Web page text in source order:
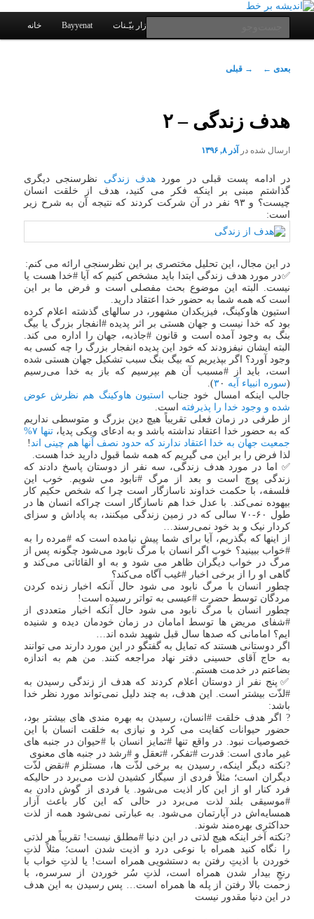
پرش
اصلی
اندیشه بر خط
یادداشتهای یک معلم در باب زندگی، اخلاق، اخبار، علم و سیاست
فهرست
خانه Bayyenat نرم افزار بیّـنات
ناوبری
→ قبلی بعدی ←
هدف زندگی – ۲
ارسال شده درآذر ۸, ۱۳۹۶
در ادامه پست قبلی در مورد هدف زندگی نظرسنجی دیگری
گذاشتم مبنی بر اینکه فکر می کنید، هدف از خلقت انسان
چیست؟ و ۹۳ نفر در آن شرکت کردند که نتیجه آن به شرح زیر
است:
در این مجال، این تحلیل مختصری بر این نظرسنجی ارائه می کنم:
✅در مورد هدف زندگی ابتدا باید مشخص کنیم که آیا #خدا هست یا
نیست. البته این موضوع بحث مفصلی است و فرض ما بر این
است که همه شما به حضور خدا اعتقاد دارید.
استیون هاوکینگ، فیزیکدان مشهور، در سالهای گذشته اعلام کرده
بود که خدا نیست و جهان هستی بر اثر پدیده #انفجار بزرگ یا بیگ
بنگ به وجود آمده است و قانون #جاذبه، جهان را اداره می کند.
البته ایشان نیفزودند که خود این پدیده انفجار بزرگ را چه کسی به
وجود آورد؟ اگر بپذیریم که بیگ بنگ سبب تشکیل جهان هستی شده
است، باید از #مسبب آن هم بپرسیم که باز به خدا می‌رسیم
(سوره انبیاء آیه ۳ ۰).
جالب اینکه امسال خود جناب
استیون هاوکینگ هم نظرش عوض
شده و وجود خدا را پذیرفته است.
از طرفی در زمان فعلی تقریباً هیچ دین بزرگ و متوسطی نداریم
که به حضور خدا اعتقاد نداشته باشد و به ادعای ویکی پدیا،
تنها ۷%
جمعیت جهان به خدا اعتقاد ندارند که حدود نصف آنها هم چینی اند!
لذا فرض را بر این می گیریم که همه شما قبول دارید خدا هست.
✅ اما در مورد هدف زندگی، سه نفر از دوستان پاسخ دادند که
زندگی پوچ است و بعد از مرگ #نابود می شویم. خوب این
فلسفه، با حکمت خداوند ناسازگار است چرا که شخص حکیم کار
بیهوده نمی‌کند. با عدل خدا هم ناسازگار است چراکه انسان ها در
طول ۶۰-۷۰ سالی که در زمین زندگی میکنند، به پاداش و سزای
کردار نیک و بد خود نمی‌رسند…
از اینها که بگذریم، آیا برای شما پیش نیامده است که #مرده را به
#خواب ببینید؟ خوب اگر انسان با مرگ نابود می‌شود چگونه پس از
مرگ در خواب دیگران ظاهر می شود و به او القائاتی می‌کند و
گاهی او را از برخی اخبار #غیب آگاه می‌کند؟
چطور انسان با مرگ نابود می شود حال آنکه اخبار زنده کردن
مردگان توسط حضرت #عیسی به تواتر رسیده است!
چطور انسان با مرگ نابود می شود حال آنکه اخبار متعددی از
#شفای مریض ها توسط امامان در زمان خودمان دیده و شنیده
ایم؟ امامانی که صدها سال قبل شهید شده اند…
اگر دوستانی هستند که تمایل به گفتگو در این مورد دارند می توانند
به حاج آقای حسینی دفتر نهاد مراجعه کنند. من هم به اندازه
بضاعتم در خدمت هستم.
✅ پنج نفر از دوستان اعلام کردند که هدف از زندگی رسیدن به
#لذّت بیشتر است. این هدف، به چند دلیل نمی‌تواند مورد نظر خدا
باشد:
? اگر هدف خلقت #انسان، رسیدن به بهره مندی های بیشتر بود،
حضور حیوانات کفایت می کرد و نیازی به خلقت انسان با این
خصوصیات نبود. در واقع تنها #تمایز انسان با #حیوان در جنبه های
غیر مادی است: قدرت #تفکر، #تعقل و #رشد در جنبه های معنوی
?نکته دیگر اینکه، رسیدن به برخی لذّت ها، مستلزم #نقض لذّت
دیگران است؛ مثلاً فردی از سیگار کشیدن لذت می‌برد در حالیکه
فرد کنار او از این کار اذیت می‌شود. یا فردی از گوش دادن به
#موسیقی بلند لذت می‌برد در حالی که این کار باعث آزار
همسایه‌اش در آپارتمان می‌شود. به عبارتی نمی‌شود همه از لذت
حداکثری بهره‌مند شوند.
?نکته آخر اینکه هیچ لذتی در این دنیا #مطلق نیست! تقریباً هر لذتی
را نگاه کنید همراه با نوعی درد و اذیت شدن است؛ مثلاً لذتِ
خوردن با اذیتِ رفتن به دستشویی همراه است! یا لذتِ خواب با
رنجِ بیدار شدن همراه است، لذتِ سُر خوردن از سرسره، با
زحمت بالا رفتن از پله ها همراه است… پس رسیدن به این هدف
در این دنیا مقدور نیست